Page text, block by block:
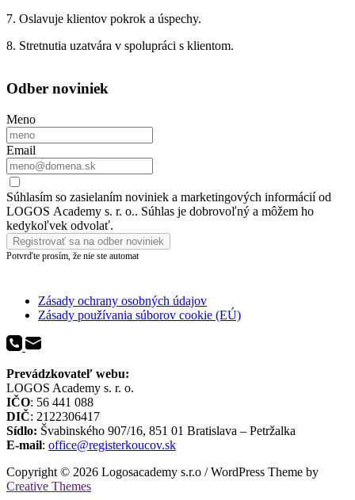
7. Oslavuje klientov pokrok a úspechy.
8. Stretnutia uzatvára v spolupráci s klientom.
Odber noviniek
Meno
Email
Súhlasím so zasielaním noviniek a marketingových informácií od
LOGOS Academy s. r. o.. Súhlas je dobrovoľný a môžem ho
kedykoľvek odvolať.
Registrovať sa na odber noviniek
Potvrďte prosím, že nie ste automat
Zásady ochrany osobných údajov
Zásady používania súborov cookie (EÚ)
Prevádzkovateľ webu:
LOGOS Academy s. r. o.
IČO: 56 441 088
DIČ: 2122306417
Sídlo: Švabinského 907/16, 851 01 Bratislava – Petržalka
E-mail: office@registerkoucov.sk
Copyright © 2026 Logosacademy s.r.o / WordPress Theme by
Creative Themes